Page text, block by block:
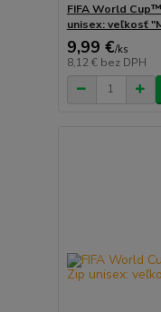
FIFA World
unisex: veľkosť
9,99 €/ks
8,12 € bez DPH